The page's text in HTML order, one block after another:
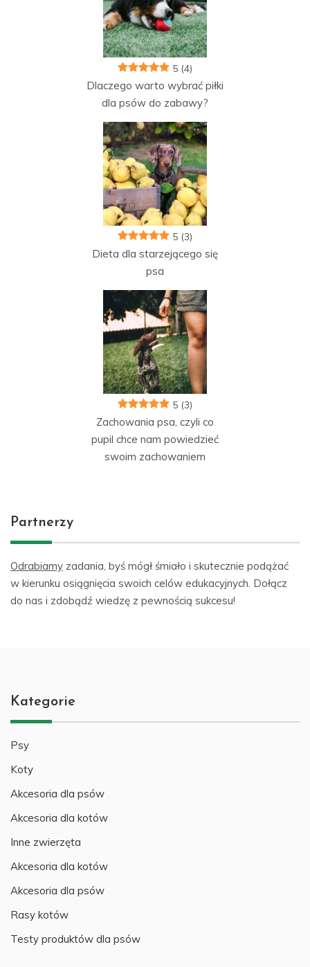
5 (4)
Dlaczego warto wybrać piłki
dla psów do zabawy?
5 (3)
Dieta dla starzejącego się
psa
5 (3)
Zachowania psa, czyli co
pupil chce nam powiedzieć
swoim zachowaniem
Partnerzy
Odrabiamy zadania, byś mógł śmiało i skutecznie podążać
w kierunku osiągnięcia swoich celów edukacyjnych. Dołącz
do nas i zdobądź wiedzę z pewnością sukcesu!
Kategorie
Psy
Koty
Akcesoria dla psów
Akcesoria dla kotów
Inne zwierzęta
Akcesoria dla kotów
Akcesoria dla psów
Rasy kotów
Testy produktów dla psów